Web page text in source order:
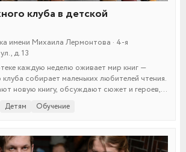
клуба в детской
имени Михаила Лермонтова · 4-я
д. 13
каждую неделю оживает мир книг —
собирает маленьких любителей чтения.
новую книгу, обсуждают сюжет и героев,
играют в литературные викторины. Это
развить любовь к чтению и найти друзей
Детям Обучение